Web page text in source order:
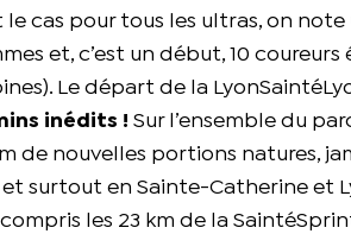
le cas pour tous les ultras, on
et, c’est un début, 10
Le départ de la
inédits ! Sur l’ensemble du
de nouvelles portions natures,
surtout en Sainte-Catherine et
les 23 km de la